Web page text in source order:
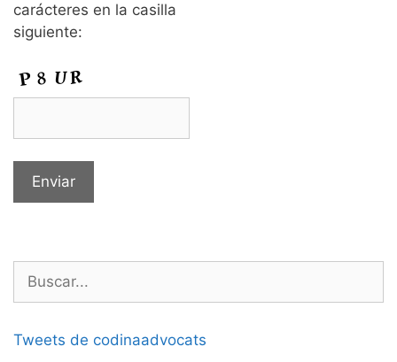
carácteres en la casilla
siguiente:
Tweets de codinaadvocats